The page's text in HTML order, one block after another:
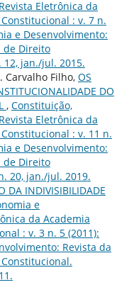
Eletrônica da
: v. 7 n.
e Desenvolvimento:
de Direito
jan./jul. 2015.
Carvalho Filho, OS
DO
, Constituição,
Eletrônica da
: v. 11 n.
e Desenvolvimento:
de Direito
20, jan./jul. 2019.
DA INDIVISIBILIDADE
e
da Academia
: v. 3 n. 5 (2011):
Revista da